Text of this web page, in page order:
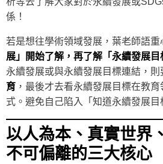
係！
若是想往學術領域發展，葉老師語
展」開始了解，再了解「永續發展目
永續發展或與永續發展目標連結，
育 ，最後才去看永續發展目標在教
式。避免自己陷入「知道永續發展目
以人為本、真實世界
不可偏離的三大核心